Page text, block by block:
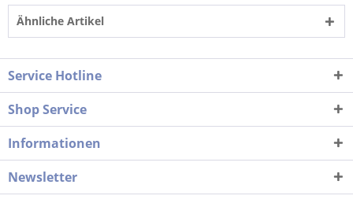
Ähnliche Artikel
Service Hotline
Shop Service
Informationen
Newsletter